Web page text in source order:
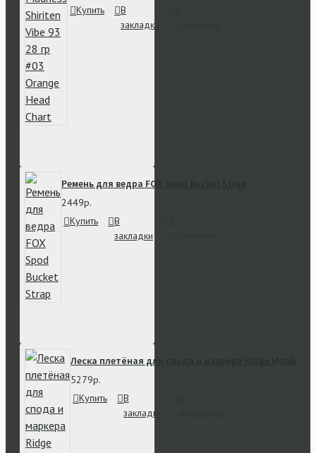
Купить
В
закладки
Ремень для ведра FOX Spod Bucket Strap
2449р.
Купить
В
закладки
Леска плетёная для спода и маркера Ridge Monkey
5279р.
Купить
В
закладки